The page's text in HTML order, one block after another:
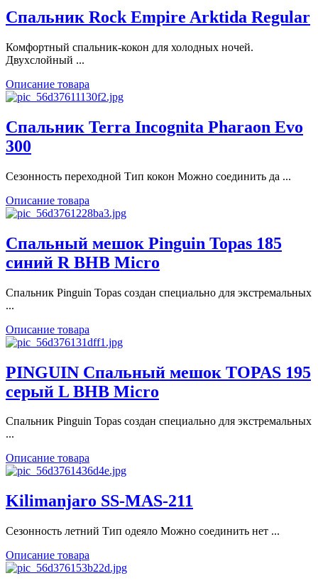
Спальник Rock Empire Arktida Regular
Комфортный спальник-кокон для холодных ночей.
Двухслойный ...
Описание товара
Спальник Terra Incognita Pharaon Evo
300
Сезонность переходной Тип кокон Можно соединить да ...
Описание товара
Спальный мешок Pinguin Topas 185
синий R BHB Micro
Спальник Pinguin Topas создан специально для экстремальных
...
Описание товара
PINGUIN Спальный мешок TOPAS 195
серый L BHB Micro
Спальник Pinguin Topas создан специально для экстремальных
...
Описание товара
Kilimanjaro SS-MAS-211
Сезонность летний Тип одеяло Можно соединить нет ...
Описание товара